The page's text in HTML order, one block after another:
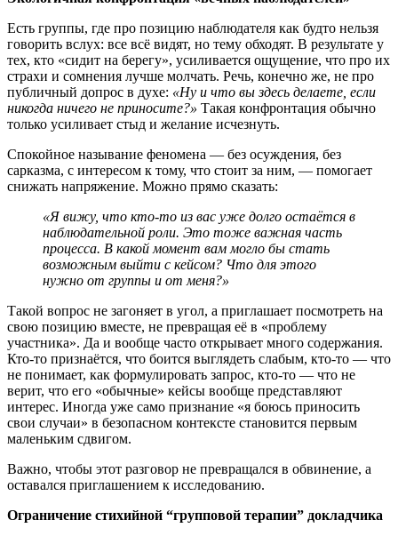
Есть группы, где про позицию наблюдателя как будто нельзя
говорить вслух: все всё видят, но тему обходят. В результате у
тех, кто «сидит на берегу», усиливается ощущение, что про их
страхи и сомнения лучше молчать. Речь, конечно же, не про
публичный допрос в духе: «Ну и что вы здесь делаете, если
никогда ничего не приносите?» Такая конфронтация обычно
только усиливает стыд и желание исчезнуть.
Спокойное называние феномена — без осуждения, без
сарказма, с интересом к тому, что стоит за ним, — помогает
снижать напряжение. Можно прямо сказать:
«Я вижу, что кто-то из вас уже долго остаётся в
наблюдательной роли. Это тоже важная часть
процесса. В какой момент вам могло бы стать
возможным выйти с кейсом? Что для этого
нужно от группы и от меня?»
Такой вопрос не загоняет в угол, а приглашает посмотреть на
свою позицию вместе, не превращая её в «проблему
участника». Да и вообще часто открывает много содержания.
Кто-то признаётся, что боится выглядеть слабым, кто-то — что
не понимает, как формулировать запрос, кто-то — что не
верит, что его «обычные» кейсы вообще представляют
интерес. Иногда уже само признание «я боюсь приносить
свои случаи» в безопасном контексте становится первым
маленьким сдвигом.
Важно, чтобы этот разговор не превращался в обвинение, а
оставался приглашением к исследованию.
Ограничение стихийной “групповой терапии” докладчика